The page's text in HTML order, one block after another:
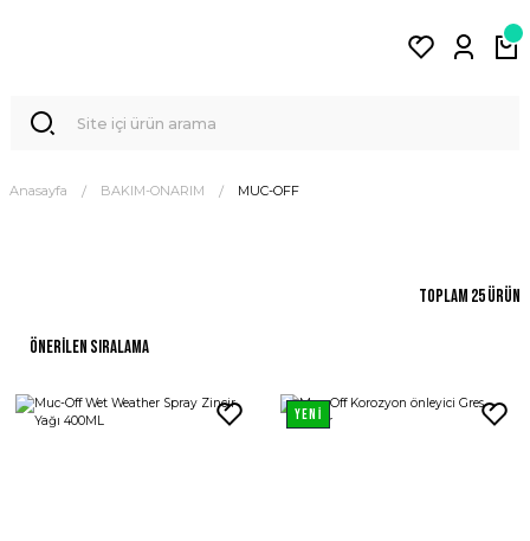
Anasayfa BAKIM-ONARIM MUC-OFF
Toplam 25 ürün
YENİ